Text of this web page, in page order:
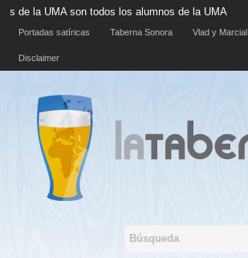
UMA son todos los alumnos de la UMA
Portadas satíricas Taberna Sonora Vlad y Marcial
Disclaimer